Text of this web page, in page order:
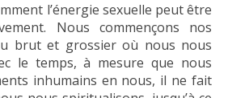
l’énergie sexuelle peut être
Nous commençons nos
brut et grossier où nous nous
le temps, à mesure que nous
inhumains en nous, il ne fait